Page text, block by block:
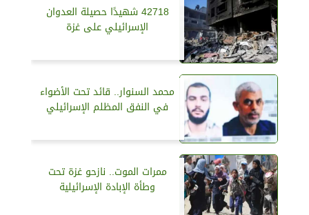
42718 شهيدًا حصيلة العدوان
الإسرائيلي على غزة
محمد السنوار.. قائد تحت الأضواء
في النفق المظلم الإسرائيلي
ممرات الموت.. نازحو غزة تحت
وطأة الإبادة الإسرائيلية